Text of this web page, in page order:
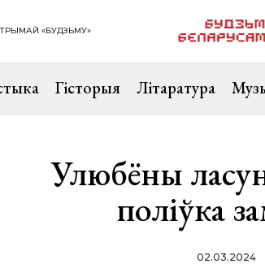
«БУДЗЬМУ»
Гісторыя Літаратура
Улюбёны
поліўка
02.03.2024